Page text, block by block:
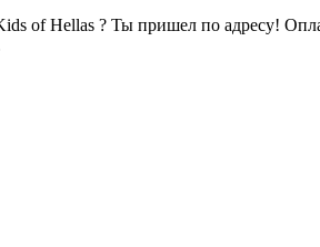
of Hellas ? Ты пришел по адресу!